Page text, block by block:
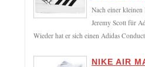
Nach einer kleinen
Jeremy Scott für
Wieder hat er sich einen Adidas
NIKE AIR